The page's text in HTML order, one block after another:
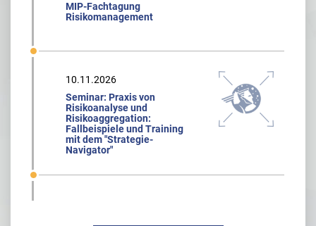
MIP-Fachtagung
Risikomanagement
10.11.2026
Seminar: Praxis von
Risikoanalyse und
Risikoaggregation:
Fallbeispiele und Training
mit dem "Strategie-
Navigator"